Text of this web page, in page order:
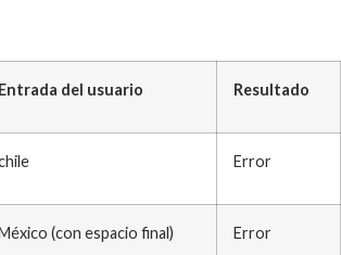
Entrada del usuario Resultado
Error
(con espacio final) Error